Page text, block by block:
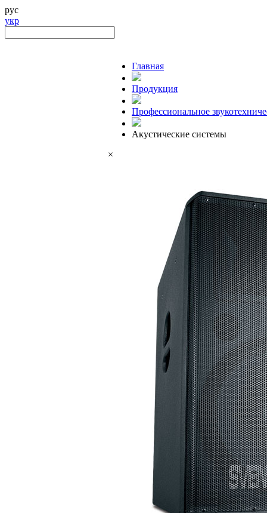
рус
укр
Главная
Продукция
Профессиональное
Акустические системы
×